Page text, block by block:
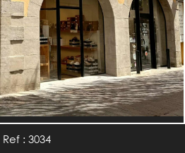
Ref : 3034